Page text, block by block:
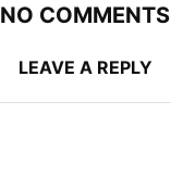
NO COMMENTS
LEAVE A REPLY